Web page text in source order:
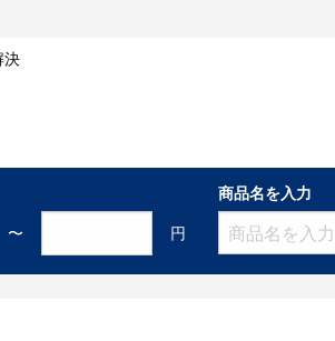
決
〜
円
商品名を入力